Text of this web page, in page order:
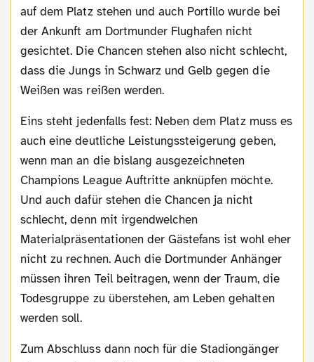
auf dem Platz stehen und auch Portillo wurde bei
der Ankunft am Dortmunder Flughafen nicht
gesichtet. Die Chancen stehen also nicht schlecht,
dass die Jungs in Schwarz und Gelb gegen die
Weißen was reißen werden.
Eins steht jedenfalls fest: Neben dem Platz muss es
auch eine deutliche Leistungssteigerung geben,
wenn man an die bislang ausgezeichneten
Champions League Auftritte anknüpfen möchte.
Und auch dafür stehen die Chancen ja nicht
schlecht, denn mit irgendwelchen
Materialpräsentationen der Gästefans ist wohl eher
nicht zu rechnen. Auch die Dortmunder Anhänger
müssen ihren Teil beitragen, wenn der Traum, die
Todesgruppe zu überstehen, am Leben gehalten
werden soll.
Zum Abschluss dann noch für die Stadiongänger